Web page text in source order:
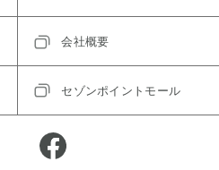
会社概要
セゾンポイントモール